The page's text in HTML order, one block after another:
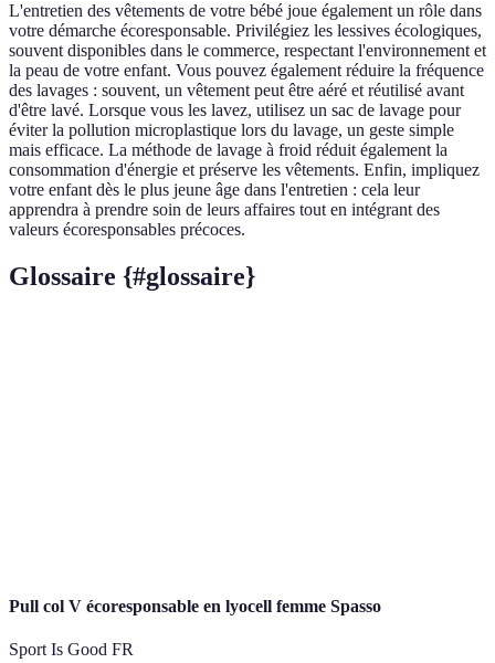
L'entretien des vêtements de votre bébé joue également un rôle dans
votre démarche écoresponsable. Privilégiez les lessives écologiques,
souvent disponibles dans le commerce, respectant l'environnement et
la peau de votre enfant. Vous pouvez également réduire la fréquence
des lavages : souvent, un vêtement peut être aéré et réutilisé avant
d'être lavé. Lorsque vous les lavez, utilisez un sac de lavage pour
éviter la pollution microplastique lors du lavage, un geste simple
mais efficace. La méthode de lavage à froid réduit également la
consommation d'énergie et préserve les vêtements. Enfin, impliquez
votre enfant dès le plus jeune âge dans l'entretien : cela leur
apprendra à prendre soin de leurs affaires tout en intégrant des
valeurs écoresponsables précoces.
Glossaire {#glossaire}
Pull col V écoresponsable en lyocell femme Spasso
Sport Is Good FR